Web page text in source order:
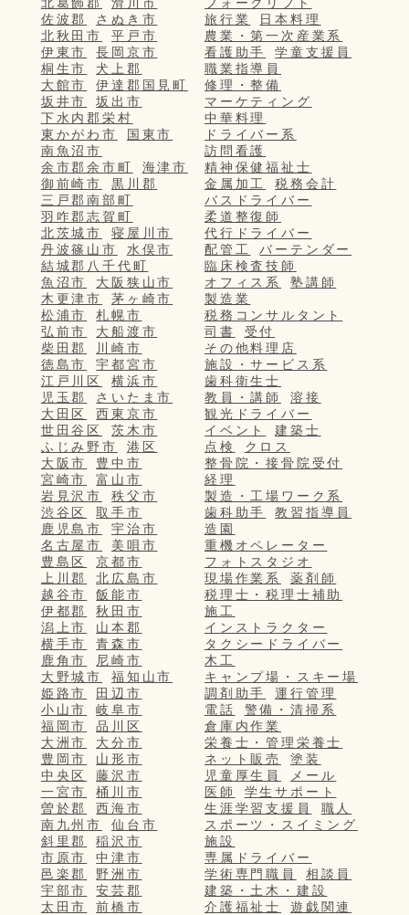
北葛飾郡
滑川市
佐波郡
さぬき市
北秋田市
平戸市
伊東市
長岡京市
桐生市
犬上郡
大館市
伊達郡国見町
坂井市
坂出市
下水内郡栄村
東かがわ市
国東市
南魚沼市
余市郡余市町
海津市
御前崎市
黒川郡
三戸郡南部町
羽咋郡志賀町
北茨城市
寝屋川市
丹波篠山市
水俣市
結城郡八千代町
魚沼市
大阪狭山市
木更津市
茅ヶ崎市
松浦市
札幌市
弘前市
大船渡市
柴田郡
川崎市
徳島市
宇都宮市
江戸川区
横浜市
児玉郡
さいたま市
大田区
西東京市
世田谷区
茨木市
ふじみ野市
港区
大阪市
豊中市
宮崎市
富山市
岩見沢市
秩父市
渋谷区
取手市
鹿児島市
宇治市
名古屋市
美唄市
豊島区
京都市
上川郡
北広島市
越谷市
飯能市
伊都郡
秋田市
潟上市
山本郡
横手市
青森市
鹿角市
尼崎市
大野城市
福知山市
姫路市
田辺市
小山市
岐阜市
福岡市
品川区
大洲市
大分市
豊岡市
山形市
中央区
藤沢市
一宮市
桶川市
曽於郡
西海市
南九州市
仙台市
斜里郡
稲沢市
市原市
中津市
邑楽郡
野洲市
宇部市
安芸郡
太田市
前橋市
フォークリフト
旅行業
日本料理
農業・第一次産業系
看護助手
学童支援員
職業指導員
修理・整備
マーケティング
中華料理
ドライバー系
訪問看護
精神保健福祉士
金属加工
税務会計
バスドライバー
柔道整復師
代行ドライバー
配管工
バーテンダー
臨床検査技師
オフィス系
塾講師
製造業
税務コンサルタント
司書
受付
その他料理店
施設・サービス系
歯科衛生士
教員・講師
溶接
観光ドライバー
イベント
建築士
点検
クロス
整骨院・接骨院受付
経理
製造・工場ワーク系
歯科助手
教習指導員
造園
重機オペレーター
フォトスタジオ
現場作業系
薬剤師
税理士・税理士補助
施工
インストラクター
タクシードライバー
木工
キャンプ場・スキー場
調剤助手
運行管理
電話
警備・清掃系
倉庫内作業
栄養士・管理栄養士
ネット販売
塗装
児童厚生員
メール
医師
学生サポート
生涯学習支援員
職人
スポーツ・スイミング
施設
専属ドライバー
学術専門職員
相談員
建築・土木・建設
介護福祉士
遊戯関連